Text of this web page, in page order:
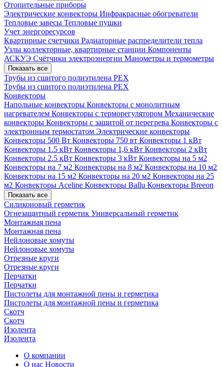
Отопительные приборы
Электрические конвекторы Инфракрасные обогреватели
Тепловые завесы Тепловые пушки
Учет энергоресурсов
Квартирные счетчики Радиаторные распределители тепла
Узлы коллекторные, квартирные станции Компоненты
АСКУЭ Счётчики электроэнергии Манометры и термометры
Показать все
Трубы из сшитого полиэтилена PEX
Трубы из сшитого полиэтилена PEX
Конвекторы
Напольные конвекторы Конвекторы с монолитным
нагревателем Конвекторы с терморегулятором Механические
конвекторы Конвекторы с защитой от перегрева Конвекторы с
электронным термостатом Электрические конвекторы
Конвекторы 500 Вт Конвекторы 750 вт Конвекторы 1 кВт
Конвекторы 1.5 кВт Конвекторы 1,6 кВт Конвекторы 2 кВт
Конвекторы 2.5 кВт Конвекторы 3 кВт Конвекторы на 5 м2
Конвекторы на 7 м2 Конвекторы на 8 м2 Конвекторы на 10 м2
Конвекторы на 15 м2 Конвекторы на 20 м2 Конвекторы на 25
м2 Конвекторы Aceline Конвекторы Ballu Конвекторы Breeon
Показать все
Силиконовый герметик
Огнезащитный герметик Универсальный герметик
Монтажная пена
Монтажная пена
Нейлоновые хомуты
Нейлоновые хомуты
Отрезные круги
Отрезные круги
Перчатки
Перчатки
Пистолеты для монтажной пены и герметика
Пистолеты для монтажной пены и герметика
Скотч
Скотч
Изолента
Изолента
О компании
О нас Новости